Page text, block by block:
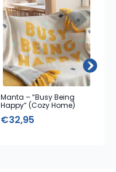
Manta – “Busy Being
Happy” (Cozy Home)
€32,95